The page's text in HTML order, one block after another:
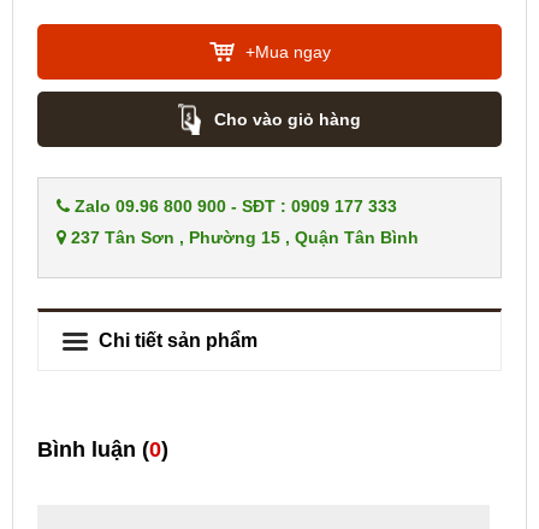
+Mua ngay
Cho vào giỏ hàng
Zalo 09.96 800 900 - SĐT : 0909 177 333
237 Tân Sơn , Phường 15 , Quận Tân Bình
Chi tiết sản phẩm
Bình luận (0)